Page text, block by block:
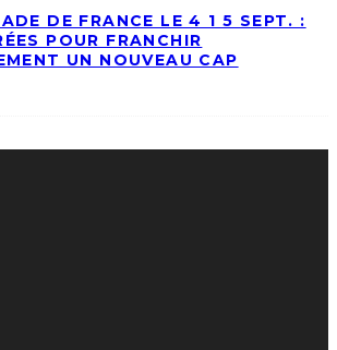
DE FRANCE LE 4 1 5 SEPT. :
POUR FRANCHIR
UN NOUVEAU CAP